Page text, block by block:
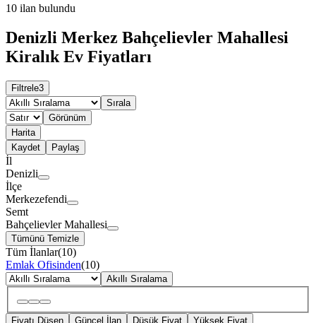
10 ilan bulundu
Denizli Merkez Bahçelievler Mahallesi
Kiralık Ev Fiyatları
Filtrele3
Sırala
Görünüm
Harita
Kaydet
Paylaş
İl
Denizli
İlçe
Merkezefendi
Semt
Bahçelievler Mahallesi
Tümünü Temizle
Tüm İlanlar(10)
Emlak Ofisinden(10)
Akıllı Sıralama
Fiyatı Düşen Güncel İlan Düşük Fiyat Yüksek Fiyat